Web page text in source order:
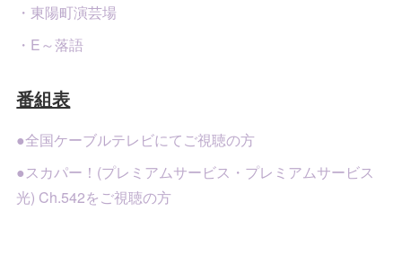
・東陽町演芸場
・E～落語
番組表
●全国ケーブルテレビにてご視聴の方
●スカパー！(プレミアムサービス・プレミアムサービス
光) Ch.542をご視聴の方